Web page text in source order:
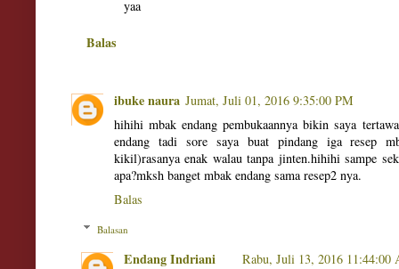
yaa
Balas
ibuke naura Jumat, Juli 01, 2016 9:35:00 PM
hihihi mbak endang pembukaannya bikin saya
endang tadi sore saya buat pindang iga resep
kikil)rasanya enak walau tanpa jinten.hihihi sampe
apa?mksh banget mbak endang sama resep2 nya.
Balas
Balasan
Endang Indriani
Rabu, Juli 13, 2016 11:44:00